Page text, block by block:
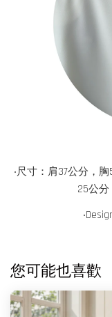
‧尺寸：肩37公分，
25公
‧
您可能也喜歡